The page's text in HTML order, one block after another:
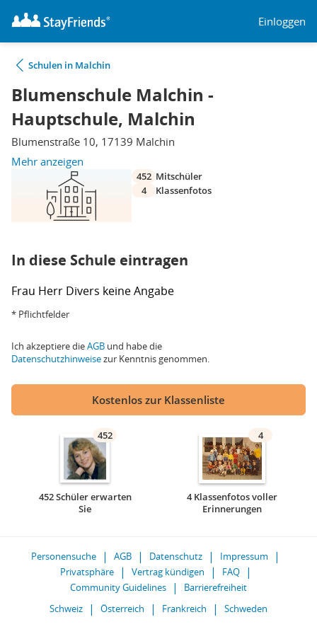
Einloggen
Schulen in Malchin
Blumenschule Malchin -
Hauptschule, Malchin
Blumenstraße 10, 17139 Malchin
Mehr anzeigen
452 Mitschüler
4
Klassenfotos
In diese Schule eintragen
Frau Herr Divers keine Angabe
* Pflichtfelder
Ich akzeptiere dieAGB und habe die
Datenschutzhinweisezur Kenntnis genommen.
Kostenlos zur Klassenliste
452
452 Schüler erwarten
Sie
4
4 Klassenfotos voller
Erinnerungen
Personensuche AGB Datenschutz
Impressum
Privatsphäre
Vertrag kündigen
FAQ
Community Guidelines
Barrierefreiheit
Schweiz
Österreich Frankreich Schweden